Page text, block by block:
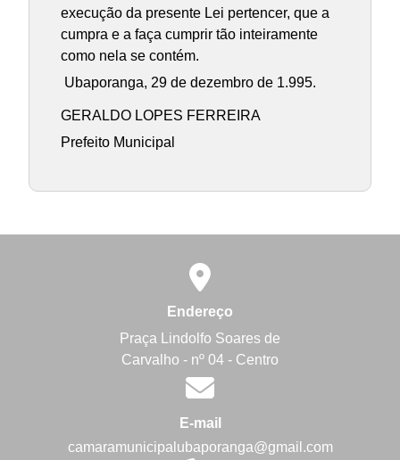
execução da presente Lei pertencer, que a
cumpra e a faça cumprir tão inteiramente
como nela se contém.
Ubaporanga, 29 de dezembro de 1.995.
GERALDO LOPES FERREIRA
Prefeito Municipal
Endereço
Praça Lindolfo Soares de
Carvalho - nº 04 - Centro
E-mail
camaramunicipalubaporanga@gmail.com